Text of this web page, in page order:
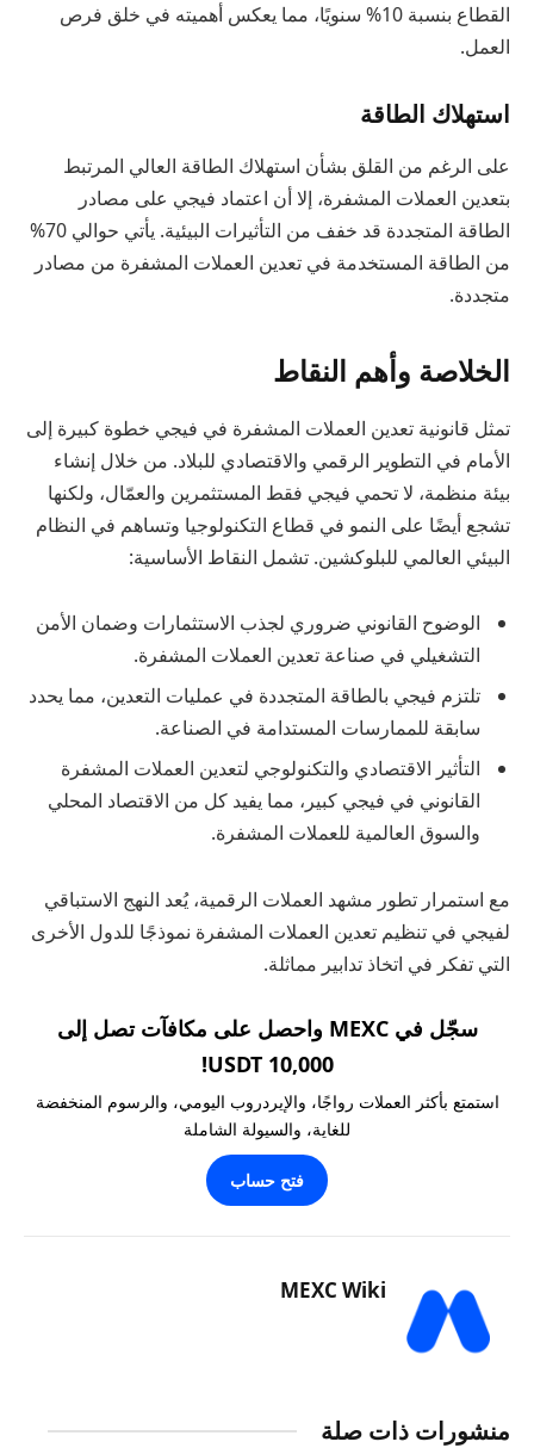
القطاع بنسبة 10% سنويًا، مما يعكس أهميته في خلق فرص
العمل.
استهلاك الطاقة
على الرغم من القلق بشأن استهلاك الطاقة العالي المرتبط
بتعدين العملات المشفرة، إلا أن اعتماد فيجي على مصادر
الطاقة المتجددة قد خفف من التأثيرات البيئية. يأتي حوالي 70%
من الطاقة المستخدمة في تعدين العملات المشفرة من مصادر
متجددة.
الخلاصة وأهم النقاط
تمثل قانونية تعدين العملات المشفرة في فيجي خطوة كبيرة إلى
الأمام في التطوير الرقمي والاقتصادي للبلاد. من خلال إنشاء
بيئة منظمة، لا تحمي فيجي فقط المستثمرين والعمّال، ولكنها
تشجع أيضًا على النمو في قطاع التكنولوجيا وتساهم في النظام
البيئي العالمي للبلوكشين. تشمل النقاط الأساسية:
الوضوح القانوني ضروري لجذب الاستثمارات وضمان الأمن
التشغيلي في صناعة تعدين العملات المشفرة.
تلتزم فيجي بالطاقة المتجددة في عمليات التعدين، مما يحدد
سابقة للممارسات المستدامة في الصناعة.
التأثير الاقتصادي والتكنولوجي لتعدين العملات المشفرة
القانوني في فيجي كبير، مما يفيد كل من الاقتصاد المحلي
والسوق العالمية للعملات المشفرة.
مع استمرار تطور مشهد العملات الرقمية، يُعد النهج الاستباقي
لفيجي في تنظيم تعدين العملات المشفرة نموذجًا للدول الأخرى
التي تفكر في اتخاذ تدابير مماثلة.
سجّل في MEXC واحصل على مكافآت تصل إلى
10,000 USDT!
استمتع بأكثر العملات رواجًا، والإيردروب اليومي، والرسوم المنخفضة
للغاية، والسيولة الشاملة
فتح حساب
MEXC Wiki
منشورات ذات صلة